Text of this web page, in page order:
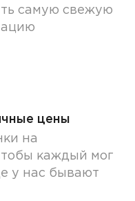
самую свежую
цены
на
каждый мог
у нас бывают